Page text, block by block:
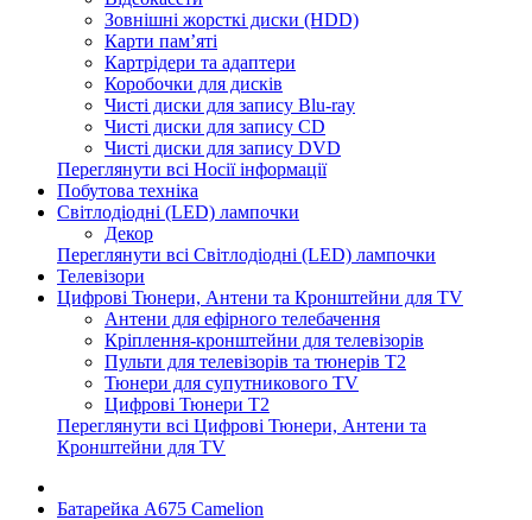
Зовнішні жорсткі диски (HDD)
Карти пам’яті
Картрідери та адаптери
Коробочки для дисків
Чисті диски для запису Blu-ray
Чисті диски для запису CD
Чисті диски для запису DVD
Переглянути всі Носії інформації
Побутова техніка
Світлодіодні (LED) лампочки
Декор
Переглянути всі Світлодіодні (LED) лампочки
Телевізори
Цифрові Тюнери, Антени та Кронштейни для TV
Антени для ефірного телебачення
Кріплення-кронштейни для телевізорів
Пульти для телевізорів та тюнерів T2
Тюнери для супутникового TV
Цифрові Тюнери T2
Переглянути всі Цифрові Тюнери, Антени та
Кронштейни для TV
Батарейка A675 Camelion